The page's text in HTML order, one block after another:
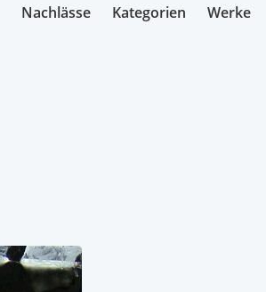
Nachlässe Kategorien Werke